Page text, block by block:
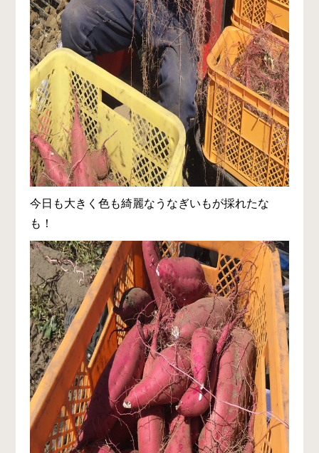
今日も大きく色も綺麗なうなぎいもが採れたな
も！